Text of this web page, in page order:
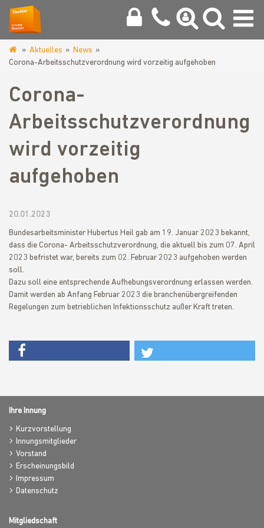
www.tischlerinnung-
Aktuelles
News
Corona-Arbeitsschutzverordnung wird vorzeitig aufgehoben
Corona-
Arbeitsschutzverordnung
wird vorzeitig
aufgehoben
20.01.2023
Bundesarbeitsminister Hubertus Heil gab am 19. Januar 2023 bekannt,
dass die Corona- Arbeitsschutzverordnung, die aktuell bis zum 07. April
2023 befristet war, bereits zum 02. Februar 2023 aufgehoben werden
soll.
Dazu soll eine entsprechende Aufhebungsverordnung erlassen werden.
Damit werden ab Anfang Februar 2023 die branchenübergreifenden
Regelungen zum betrieblichen Infektionsschutz außer Kraft treten.
Ihre Innung
Kurzvorstellung
Innungsmitglieder
Vorstand
Erscheinungsbild
Impressum
Datenschutz
Mitgliedschaft